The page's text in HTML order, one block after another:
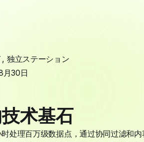
, 独立ステーション
月30日
术基石
处理百万级数据点，通过协同过滤和